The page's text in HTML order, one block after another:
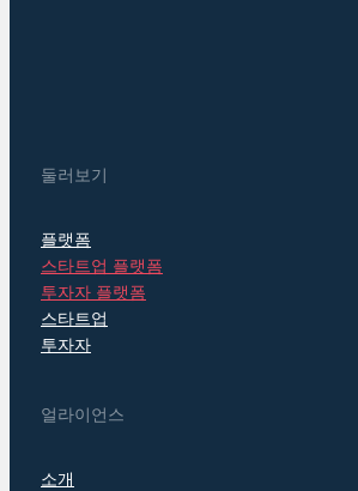
둘러보기
플랫폼
스타트업 플랫폼
투자자 플랫폼
스타트업
투자자
얼라이언스
소개